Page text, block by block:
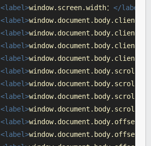
<label>window.screen.width： </
<label>
<label>
<label>
<label>
<label>
<label>
<label>
<label>
<label>
<label>